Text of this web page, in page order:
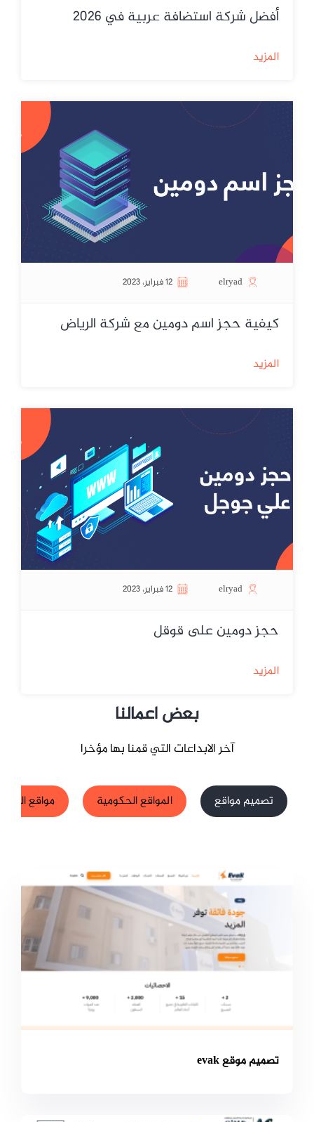
أفضل شركة استضافة عربية في 2026
المزيد
elryad 12 فبراير، 2023
كيفية حجز اسم دومين مع شركة الرياض
المزيد
elryad 12 فبراير، 2023
حجز دومين على قوقل
المزيد
بعض اعمالنا
آخر الابداعات التي قمنا بها مؤخرا
تصميم مواقع المواقع الحكومية مواقع
تصميم موقع evak